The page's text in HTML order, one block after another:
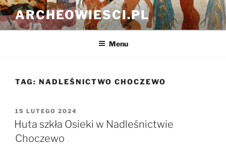
Przejdź
do
treści
ARCHEOWIESCI.PL
Menu
TAG: NADLEŚNICTWO CHOCZEWO
OPUBLIKOWANE
W
15 LUTEGO 2024
Huta szkła Osieki w Nadleśnictwie
Choczewo